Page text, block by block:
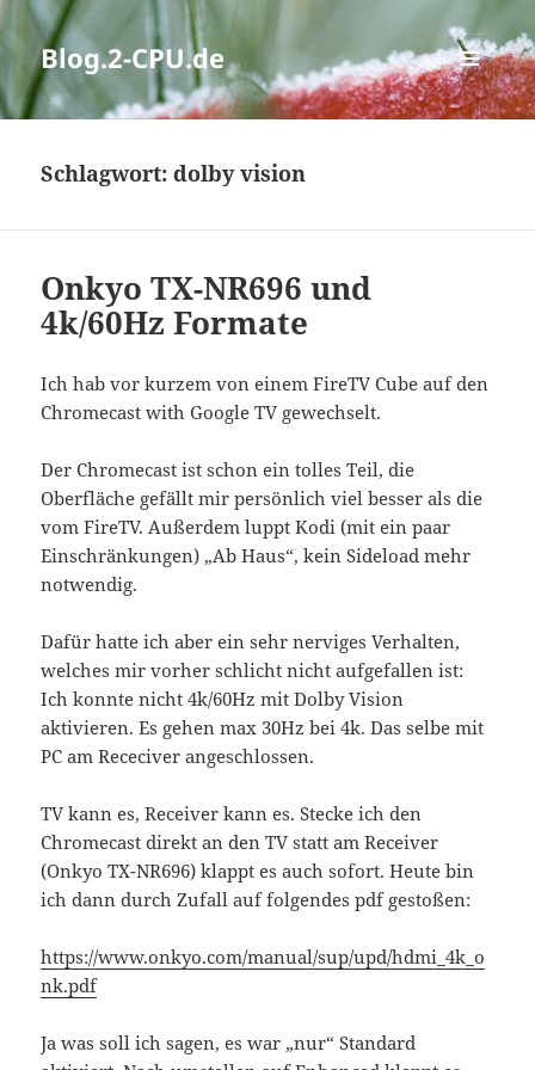
Blog.2-CPU.de
MENÜ
UND
Schlagwort:dolby vision
Onkyo TX-NR696 und
4k/60Hz Formate
Ich hab vor kurzem von einem FireTV Cube auf den
Chromecast with Google TV gewechselt.
Der Chromecast ist schon ein tolles Teil, die
Oberfläche gefällt mir persönlich viel besser als die
vom FireTV. Außerdem luppt Kodi (mit ein paar
Einschränkungen) „Ab Haus“, kein Sideload mehr
notwendig.
Dafür hatte ich aber ein sehr nerviges Verhalten,
welches mir vorher schlicht nicht aufgefallen ist:
Ich konnte nicht 4k/60Hz mit Dolby Vision
aktivieren. Es gehen max 30Hz bei 4k. Das selbe mit
PC am Receciver angeschlossen.
TV kann es, Receiver kann es. Stecke ich den
Chromecast direkt an den TV statt am Receiver
(Onkyo TX-NR696) klappt es auch sofort. Heute bin
ich dann durch Zufall auf folgendes pdf gestoßen:
https://www.onkyo.com/manual/sup/upd/hdmi_4k_o
nk.pdf
Ja was soll ich sagen, es war „nur“ Standard